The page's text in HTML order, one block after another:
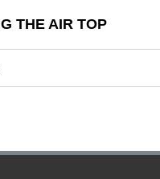
THE AIR TOP